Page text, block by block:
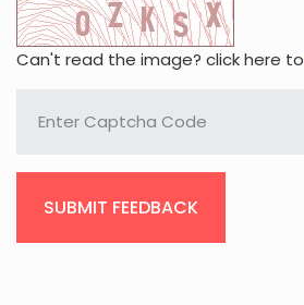
Can't read the image? click here to
SUBMIT FEEDBACK